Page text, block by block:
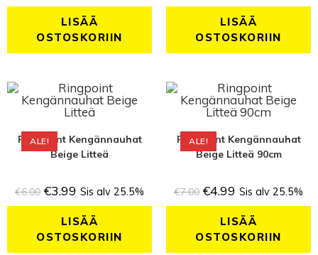
LISÄÄ
OSTOSKORIIN
LISÄÄ
OSTOSKORIIN
ALE!
Ringpoint Kengännauhat
Beige Litteä
€6.00 €3.99 Sis alv 25.5%
LISÄÄ
OSTOSKORIIN
ALE!
Ringpoint Kengännauhat
Beige Litteä 90cm
€7.00 €4.99 Sis alv 25.5%
LISÄÄ
OSTOSKORIIN